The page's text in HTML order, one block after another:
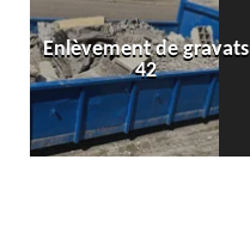
Enlèvement de gravats
42